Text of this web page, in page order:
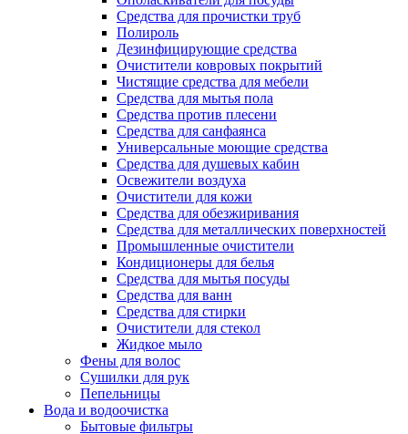
Средства для прочистки труб
Полироль
Дезинфицирующие средства
Очистители ковровых покрытий
Чистящие средства для мебели
Средства для мытья пола
Средства против плесени
Средства для санфаянса
Универсальные моющие средства
Средства для душевых кабин
Освежители воздуха
Очистители для кожи
Средства для обезжиривания
Средства для металлических поверхностей
Промышленные очистители
Кондиционеры для белья
Средства для мытья посуды
Средства для ванн
Средства для стирки
Очистители для стекол
Жидкое мыло
Фены для волос
Сушилки для рук
Пепельницы
Вода и водоочистка
Бытовые фильтры